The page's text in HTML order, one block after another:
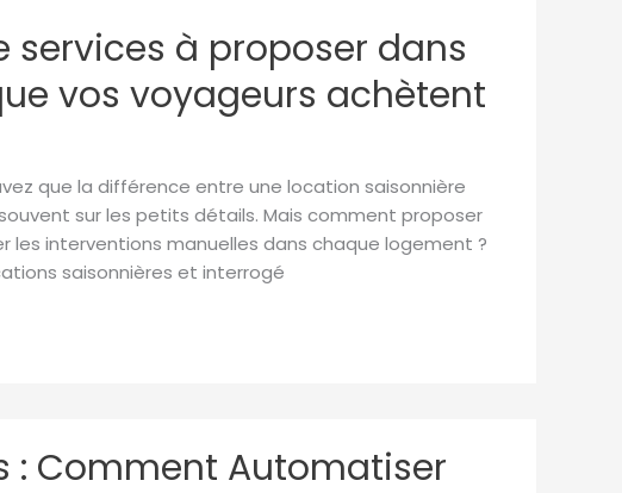
services à proposer dans
vos voyageurs achètent
que la différence entre une location saisonnière
sur les petits détails. Mais comment proposer
les interventions manuelles dans chaque logement ?
saisonnières et interrogé
: Comment Automatiser